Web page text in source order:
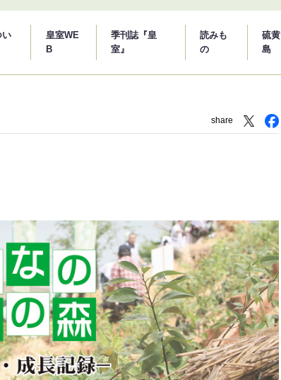
い
皇室WE
B
季刊誌『皇
室』
読みも
の
硫黄
島
share